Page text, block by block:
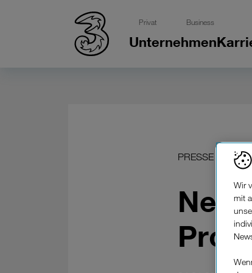
Privat Business
Unternehmen
PRESSE
Neu
Pro
Wir
mit